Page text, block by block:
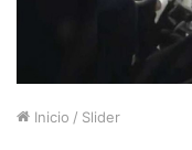
Inicio / Slider